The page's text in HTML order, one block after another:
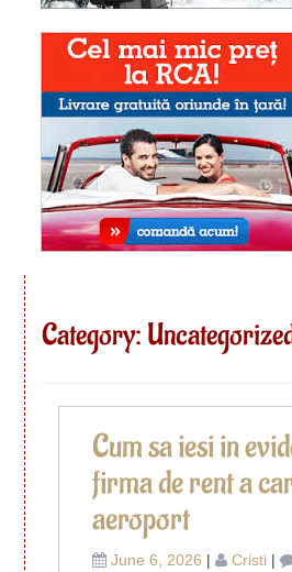
Category:
Cum sa iesi in
firma de rent a
aeroport
June 6, 2026 | Cristi |